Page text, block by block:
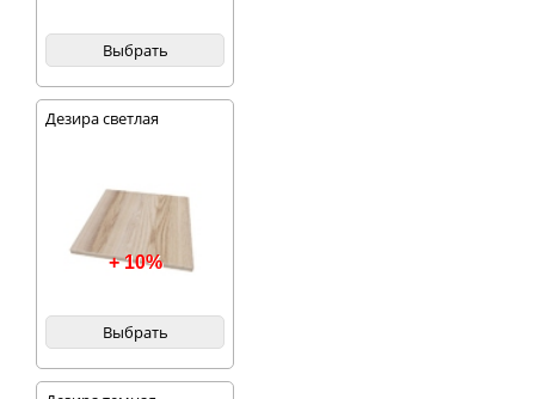
Выбрать
Дезира светлая
+ 10%
Выбрать